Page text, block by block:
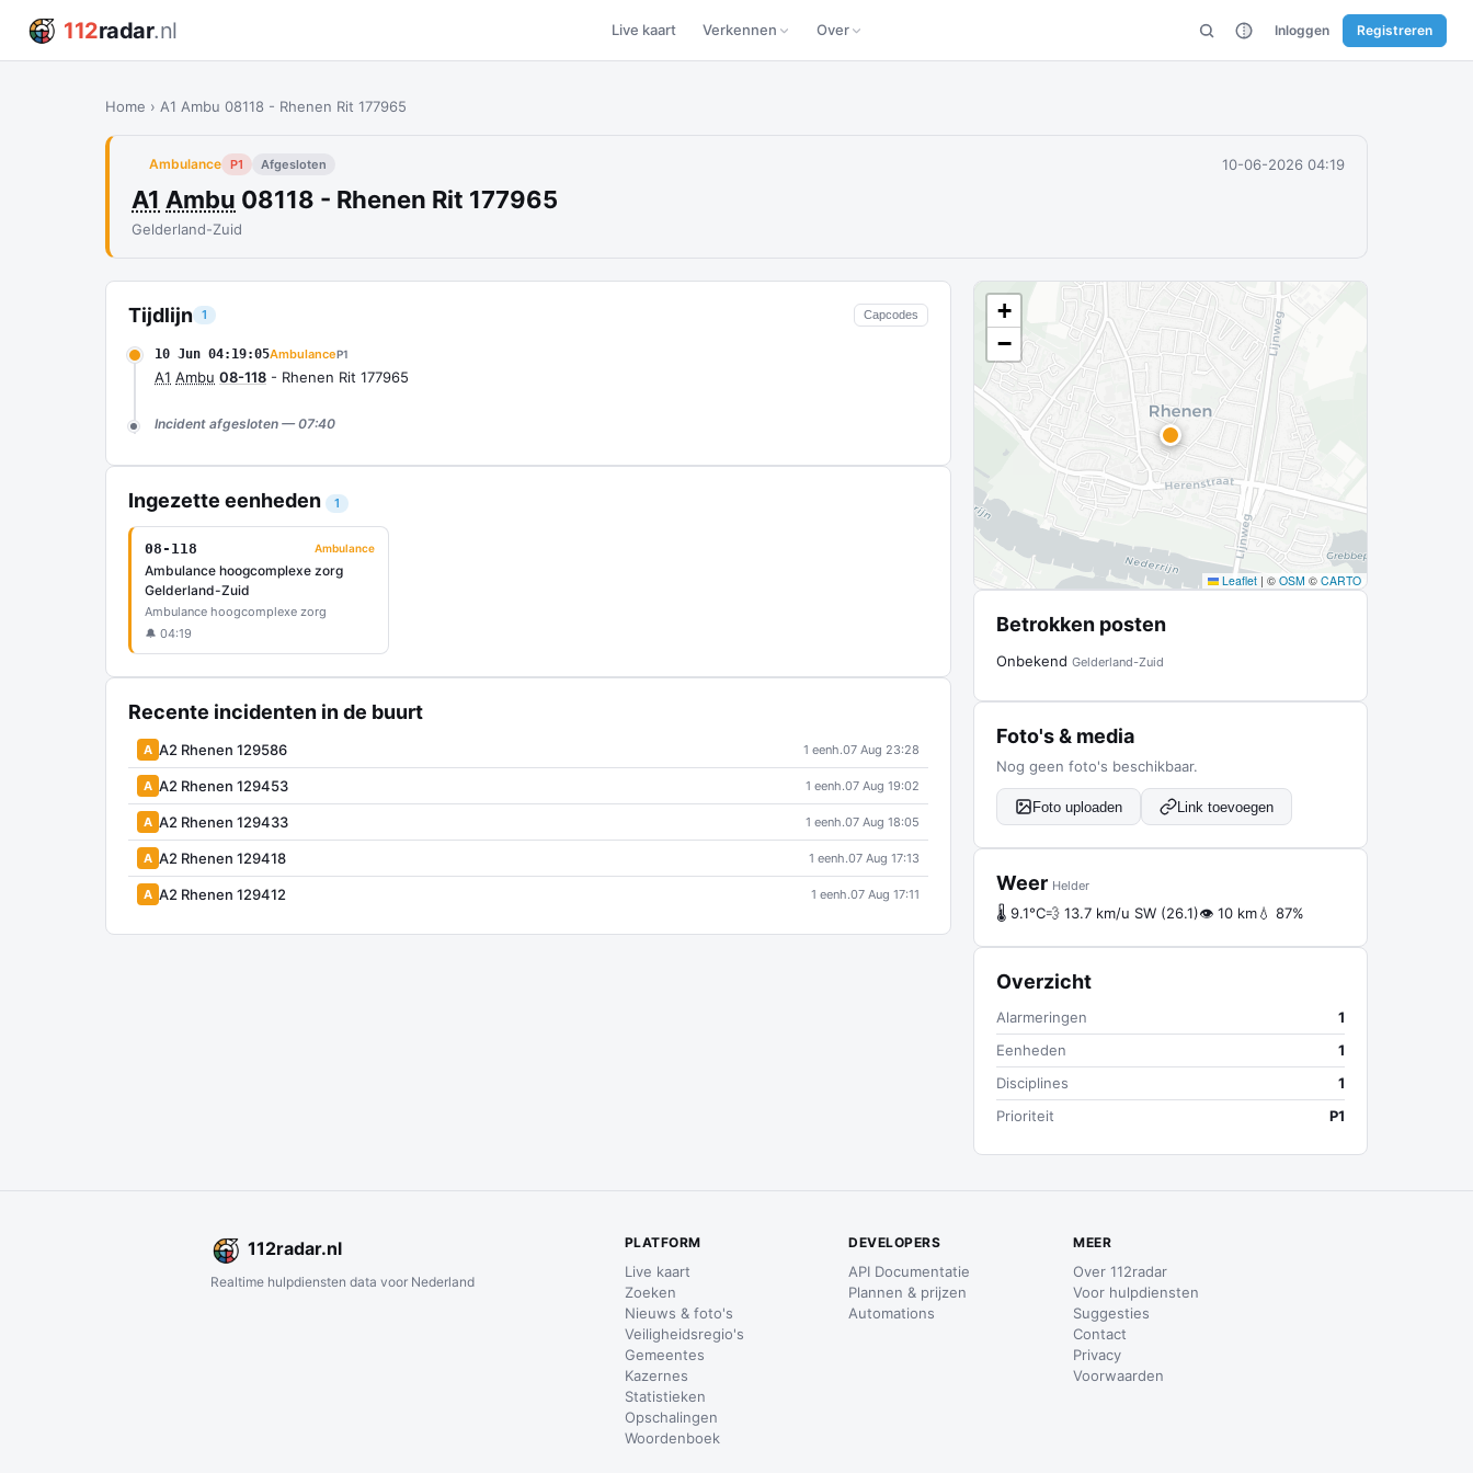
112radar.nl Live kaart Verkennen Over Inloggen Registreren
Home › A1 Ambu 08118 - Rhenen Rit 177965
Ambulance P1 Afgesloten 10-06-2026 04:19
A1 Ambu 08118 - Rhenen Rit 177965
Gelderland-Zuid
Tijdlijn 1 Capcodes
10 Jun 04:19:05AmbulanceP1
A1 Ambu 08-118 - Rhenen Rit 177965
Incident afgesloten — 07:40
Ingezette eenheden 1
08-118 Ambulance
Ambulance hoogcomplexe zorg
Gelderland-Zuid
Ambulance hoogcomplexe zorg
🔔 04:19
Recente incidenten in de buurt
A A2 Rhenen 129586 1 eenh.07 Aug 23:28
A A2 Rhenen 129453 1 eenh.07 Aug 19:02
A A2 Rhenen 129433 1 eenh.07 Aug 18:05
A A2 Rhenen 129418 1 eenh.07 Aug 17:13
A A2 Rhenen 129412 1 eenh.07 Aug 17:11
+
−
Leaflet | © OSM © CARTO
Betrokken posten
Onbekend Gelderland-Zuid
Foto's & media
Nog geen foto's beschikbaar.
Foto uploaden Link toevoegen
Weer Helder
🌡 9.1°C💨 13.7 km/u SW (26.1)👁 10 km💧 87%
Overzicht
Alarmeringen
1
Eenheden
1
Disciplines
1
Prioriteit
P1
112radar.nl
Realtime hulpdiensten data voor Nederland
PLATFORM
Live kaart
Zoeken
Nieuws & foto's
Veiligheidsregio's
Gemeentes
Kazernes
Statistieken
Opschalingen
Woordenboek
DEVELOPERS
API Documentatie
Plannen & prijzen
Automations
MEER
Over 112radar
Voor hulpdiensten
Suggesties
Contact
Privacy
Voorwaarden